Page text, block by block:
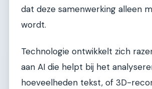
dat deze samenwerking alleen
wordt.
Technologie ontwikkelt zich
aan AI die helpt bij het
hoeveelheden tekst, of 3D-